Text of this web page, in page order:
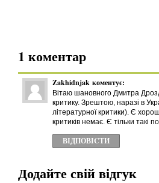
1 коментар
Zakhidnjak коментує:
Вітаю шановного Дмитра
критику. Зрештою, наразі в
літературної критики). Є
критиків немає. Є тільки такі
ВІДПОВІCТИ
Додайте свій відгук